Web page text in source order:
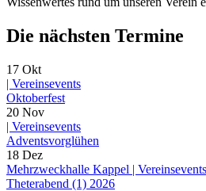
Die nächsten Termine
17 Okt
| Vereinsevents
Oktoberfest
20 Nov
| Vereinsevents
Adventsvorglühen
18 Dez
Mehrzweckhalle Kappel | Vereinsevents
Theterabend (1) 2026